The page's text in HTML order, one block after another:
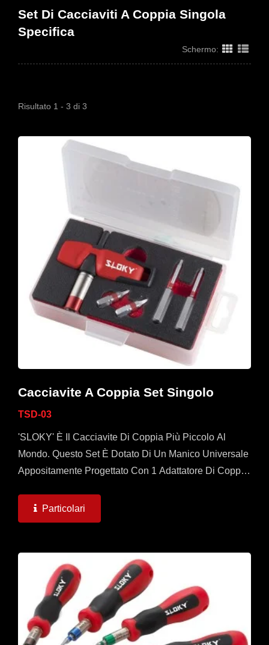
Set Di Cacciaviti A Coppia Singola
Specifica
Schermo:
Risultato 1 - 3 di 3
Cacciavite A Coppia Set Singolo
TSD-03
'SLOKY' È Il Cacciavite Di Coppia Più Piccolo Al
Mondo. Questo Set È Dotato Di Un Manico Universale
Appositamente Progettato Con 1 Adattatore Di Coppia
Ciascuna...
Particolari